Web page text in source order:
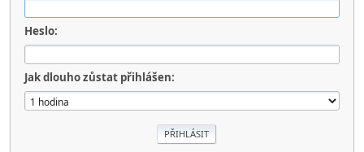
Heslo:
Jak dlouho zůstat přihlášen: